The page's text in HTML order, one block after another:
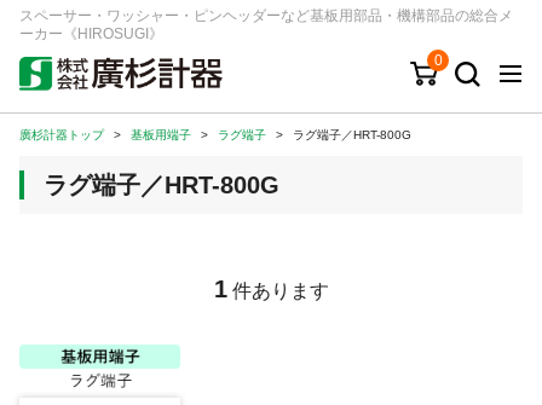
スペーサー・ワッシャー・ピンヘッダーなど基板用部品・機構部品の総合メ
ーカー《HIROSUGI》
0
キーワード 品番/シリーズ
商品カテゴリから探す
ログイン
廣杉計器トップ > 基板用端子 > ラグ端子 > ラグ端子／HRT-800G
ラグ端子／HRT-800G
1 件あります